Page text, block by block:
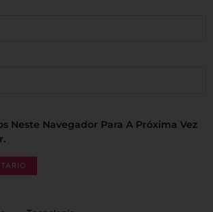
Neste Navegador Para A Próxima Vez